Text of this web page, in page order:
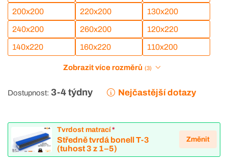
200x200 220x200 130x200
240x200 260x200 120x220
140x220 160x220 110x200
Zobrazit více rozměrů (3)
Dostupnost: 3-4 týdny Nejčastější dotazy
Tvrdost matrací*
Středně tvrdá bonell T-3
(tuhost 3 z 1–5)
Změnit